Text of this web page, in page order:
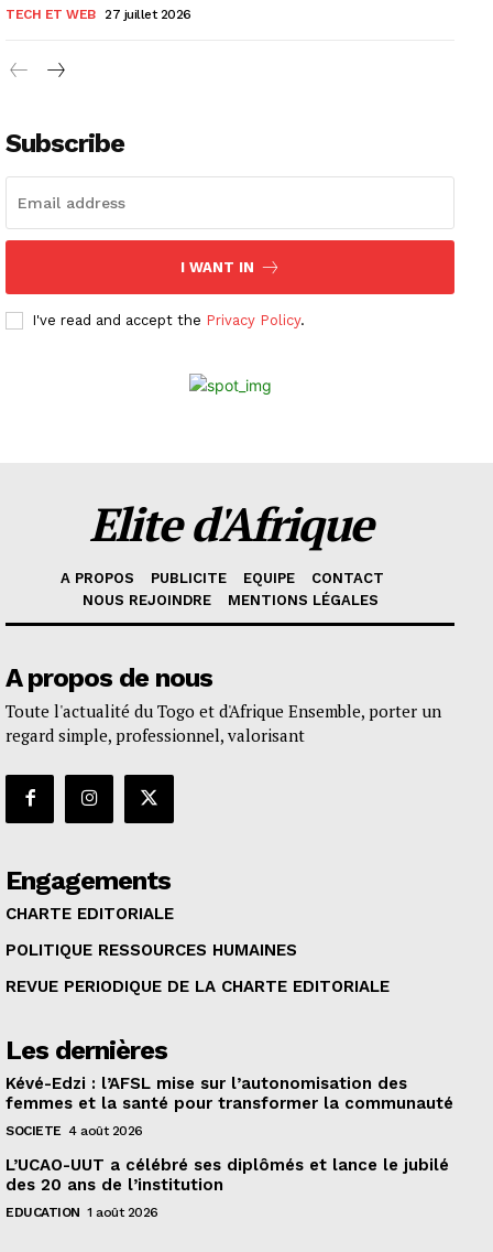
TECH ET WEB 27 juillet 2026
Subscribe
I WANT IN
I've read and accept the Privacy Policy.
Elite d'Afrique
A PROPOS PUBLICITE EQUIPE
CONTACT
NOUS REJOINDRE
MENTIONS LÉGALES
A propos de nous
Toute l'actualité du Togo et d'Afrique Ensemble, porter un
regard simple, professionnel, valorisant
Engagements
CHARTE EDITORIALE
POLITIQUE RESSOURCES HUMAINES
REVUE PERIODIQUE DE LA CHARTE EDITORIALE
Les dernières
Kévé-Edzi : l’AFSL mise sur l’autonomisation des
femmes et la santé pour transformer la communauté
SOCIETE 4 août 2026
L’UCAO-UUT a célébré ses diplômés et lance le jubilé
des 20 ans de l’institution
EDUCATION 1 août 2026